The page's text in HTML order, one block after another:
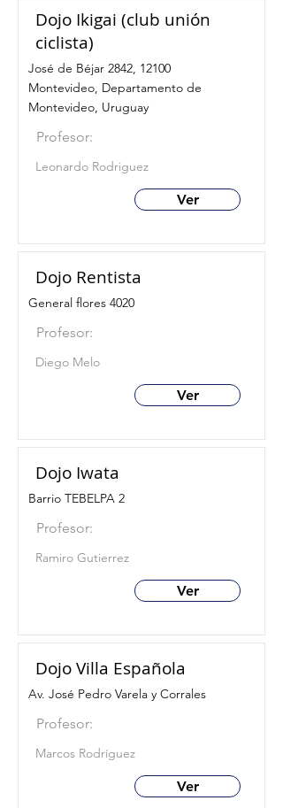
Dojo Ikigai (club unión
ciclista)
José de Béjar 2842, 12100
Montevideo, Departamento de
Montevideo, Uruguay
Profesor:
Leonardo Rodriguez
Ver
Dojo Rentista
General flores 4020
Profesor:
Diego Melo
Ver
Dojo Iwata
Barrio TEBELPA 2
Profesor:
Ramiro Gutierrez
Ver
Dojo Villa Española
Av. José Pedro Varela y Corrales
Profesor:
Marcos Rodríguez
Ver